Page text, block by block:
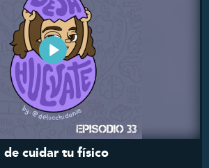
cuidar tu físico